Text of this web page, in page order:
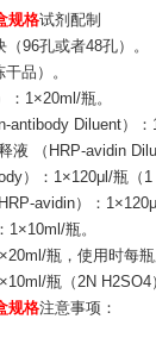
规格试剂配制
96孔或者48孔）。
品）。
1×20ml/瓶。
Diluent）：
液 （HRP-avidin
）：1×120μl/瓶（1
avidin）：
瓶。
瓶，使用时每瓶
瓶（2N H2SO4
规格注意事项：